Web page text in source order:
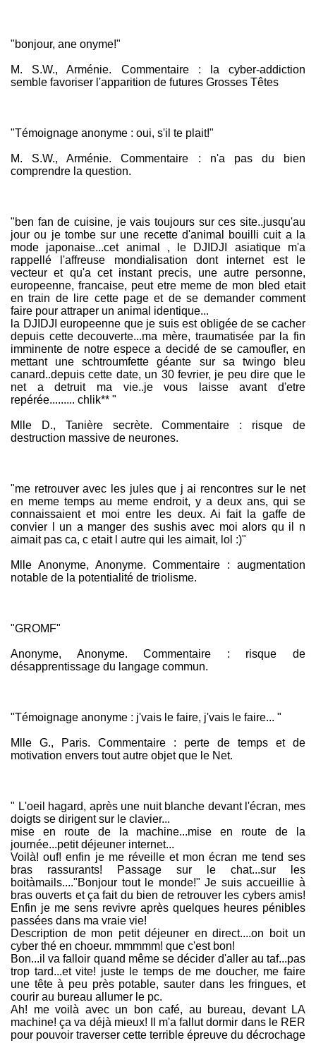
"bonjour, ane onyme!"
M. S.W., Arménie. Commentaire : la cyber-addiction
semble favoriser l'apparition de futures Grosses Têtes
"Témoignage anonyme : oui, s'il te plait!"
M. S.W., Arménie. Commentaire : n'a pas du bien
comprendre la question.
"ben fan de cuisine, je vais toujours sur ces site..jusqu'au
jour ou je tombe sur une recette d'animal bouilli cuit a la
mode japonaise...cet animal , le DJIDJI asiatique m'a
rappellé l'affreuse mondialisation dont internet est le
vecteur et qu'a cet instant precis, une autre personne,
europeenne, francaise, peut etre meme de mon bled etait
en train de lire cette page et de se demander comment
faire pour attraper un animal identique...
la DJIDJI europeenne que je suis est obligée de se cacher
depuis cette decouverte...ma mère, traumatisée par la fin
imminente de notre espece a decidé de se camoufler, en
mettant une schtroumfette géante sur sa twingo bleu
canard..depuis cette date, un 30 fevrier, je peu dire que le
net a detruit ma vie..je vous laisse avant d'etre
repérée......... chlik** "
Mlle D., Tanière secrète. Commentaire : risque de
destruction massive de neurones.
"me retrouver avec les jules que j ai rencontres sur le net
en meme temps au meme endroit, y a deux ans, qui se
connaissaient et moi entre les deux. Ai fait la gaffe de
convier l un a manger des sushis avec moi alors qu il n
aimait pas ca, c etait l autre qui les aimait, lol :)"
Mlle Anonyme, Anonyme. Commentaire : augmentation
notable de la potentialité de triolisme.
"GROMF"
Anonyme, Anonyme. Commentaire : risque de
désapprentissage du langage commun.
"Témoignage anonyme : j'vais le faire, j'vais le faire... "
Mlle G., Paris. Commentaire : perte de temps et de
motivation envers tout autre objet que le Net.
" L'oeil hagard, après une nuit blanche devant l'écran, mes
doigts se dirigent sur le clavier...
mise en route de la machine...mise en route de la
journée...petit déjeuner internet...
Voilà! ouf! enfin je me réveille et mon écran me tend ses
bras rassurants! Passage sur le chat...sur les
boitàmails...."Bonjour tout le monde!" Je suis accueillie à
bras ouverts et ça fait du bien de retrouver les cybers amis!
Enfin je me sens revivre après quelques heures pénibles
passées dans ma vraie vie!
Description de mon petit déjeuner en direct....on boit un
cyber thé en choeur. mmmmm! que c'est bon!
Bon...il va falloir quand même se décider d'aller au taf...pas
trop tard...et vite! juste le temps de me doucher, me faire
une tête à peu près potable, sauter dans les fringues, et
courir au bureau allumer le pc.
Ah! me voilà avec un bon café, au bureau, devant LA
machine! ça va déjà mieux! Il m'a fallut dormir dans le RER
pour pouvoir traverser cette terrible épreuve du décrochage